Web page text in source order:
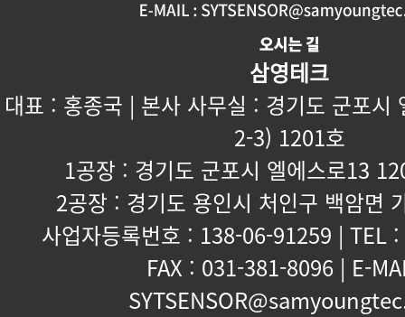
삼영테크
대표 : 홍종국 | 본사 사무실 : 경기도 군포시
2-3) 1201호
1공장 : 경기도 군포시 엘에스로13
2공장 : 경기도 용인시 처인구 백암면
사업자등록번호 : 138-06-91259 | TEL
FAX : 031-381-8096 | E-